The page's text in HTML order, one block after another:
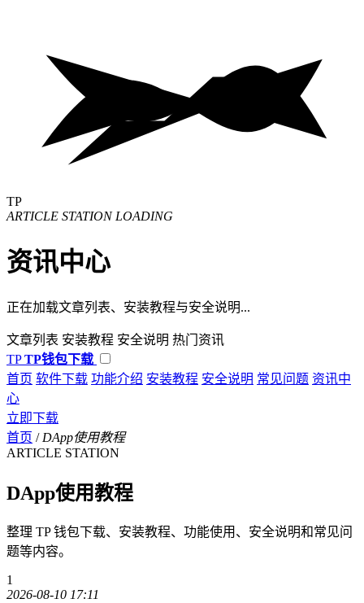
TP
ARTICLE STATION LOADING
资讯中心
正在加载文章列表、安装教程与安全说明...
文章列表 安装教程 安全说明 热门资讯
TP TP钱包下载
首页 软件下载 功能介绍 安装教程 安全说明 常见问题 资讯中
心
立即下载
首页 / DApp使用教程
ARTICLE STATION
DApp使用教程
整理 TP 钱包下载、安装教程、功能使用、安全说明和常见问
题等内容。
1
2026-08-10 17:11